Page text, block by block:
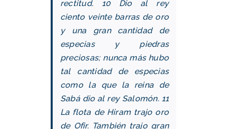
rectitud. 10 Dio al rey
ciento veinte barras de oro
y una gran cantidad de
especias y piedras
preciosas; nunca más hubo
tal cantidad de especias
como la que la reina de
Sabá dio al rey Salomón. 11
La flota de Hiram trajo oro
de Ofir. También trajo gran